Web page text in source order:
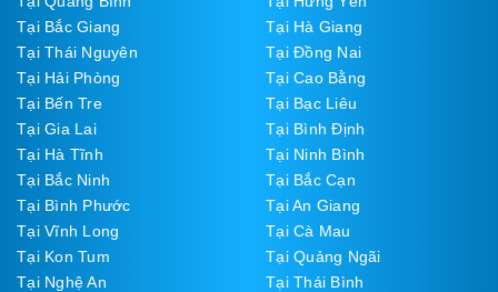
Tại Bắc Giang
Tại Hà Giang
Tại Thái Nguyên
Tại Đồng Nai
Tại Hải Phòng
Tại Cao Bằng
Tại Bến Tre
Tại Bạc Liêu
Tại Gia Lai
Tại Bình Định
Tại Hà Tĩnh
Tại Ninh Bình
Tại Bắc Ninh
Tại Bắc Cạn
Tại Bình Phước
Tại An Giang
Tại Vĩnh Long
Tại Cà Mau
Tại Kon Tum
Tại Quảng Ngãi
Tại Nghệ An
Tại Thái Bình